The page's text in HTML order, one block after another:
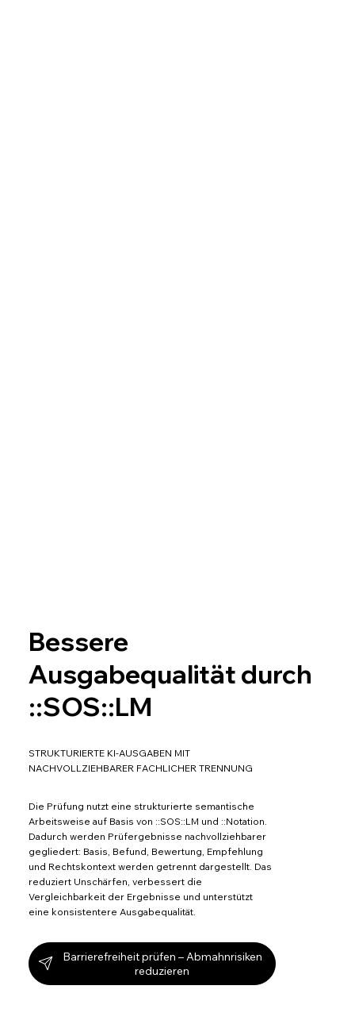
Bessere
Ausgabequalität durch
::SOS::LM
STRUKTURIERTE KI-AUSGABEN MIT
NACHVOLLZIEHBARER FACHLICHER TRENNUNG
Die Prüfung nutzt eine strukturierte semantische
Arbeitsweise auf Basis von ::SOS::LM und ::Notation.
Dadurch werden Prüfergebnisse nachvollziehbarer
gegliedert: Basis, Befund, Bewertung, Empfehlung
und Rechtskontext werden getrennt dargestellt. Das
reduziert Unschärfen, verbessert die
Vergleichbarkeit der Ergebnisse und unterstützt
eine konsistentere Ausgabequalität.
Barrierefreiheit prüfen – Abmahnrisiken
reduzieren